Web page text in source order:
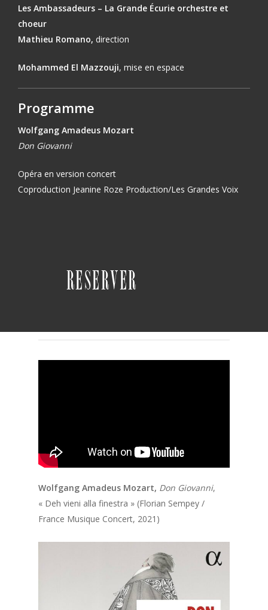
Les Ambassadeurs – La Grande Écurie orchestre et
choeur
Mathieu Romano, direction
Mohammed El Mazzouji, mise en espace
Programme
Wolfgang Amadeus Mozart
Don Giovanni
Opéra en version concert
Coproduction Jeanine Roze Production/Les Grandes Voix
Wolfgang Amadeus Mozart, Don Giovanni,
« Deh vieni alla finestra » (Florian Sempey /
France Musique Concert, 2021)